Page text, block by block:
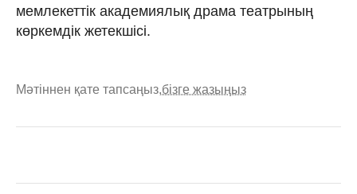
мемлекеттік академиялық драма театрының
көркемдік жетекшісі.
Мәтіннен қате тапсаңыз,бізге жазыңыз